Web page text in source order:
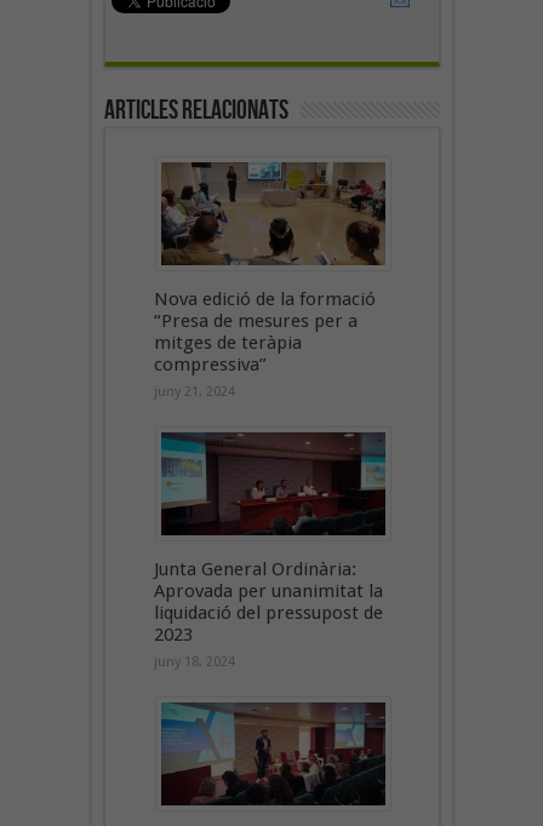
Articles Relacionats
Nova edició de la formació
“Presa de mesures per a
mitges de teràpia
compressiva”
juny 21, 2024
Junta General Ordinària:
Aprovada per unanimitat la
liquidació del pressupost de
2023
juny 18, 2024